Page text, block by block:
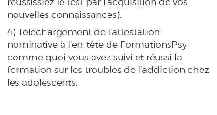
nouvelles connaissances).
4) Téléchargement de l'attestation
nominative à l'en-tête de FormationsPsy
comme quoi vous avez suivi et réussi la
formation sur les troubles de l'addiction chez
les adolescents.